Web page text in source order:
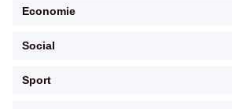
Economie
Social
Sport